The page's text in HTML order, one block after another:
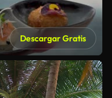
Descargar Gratis